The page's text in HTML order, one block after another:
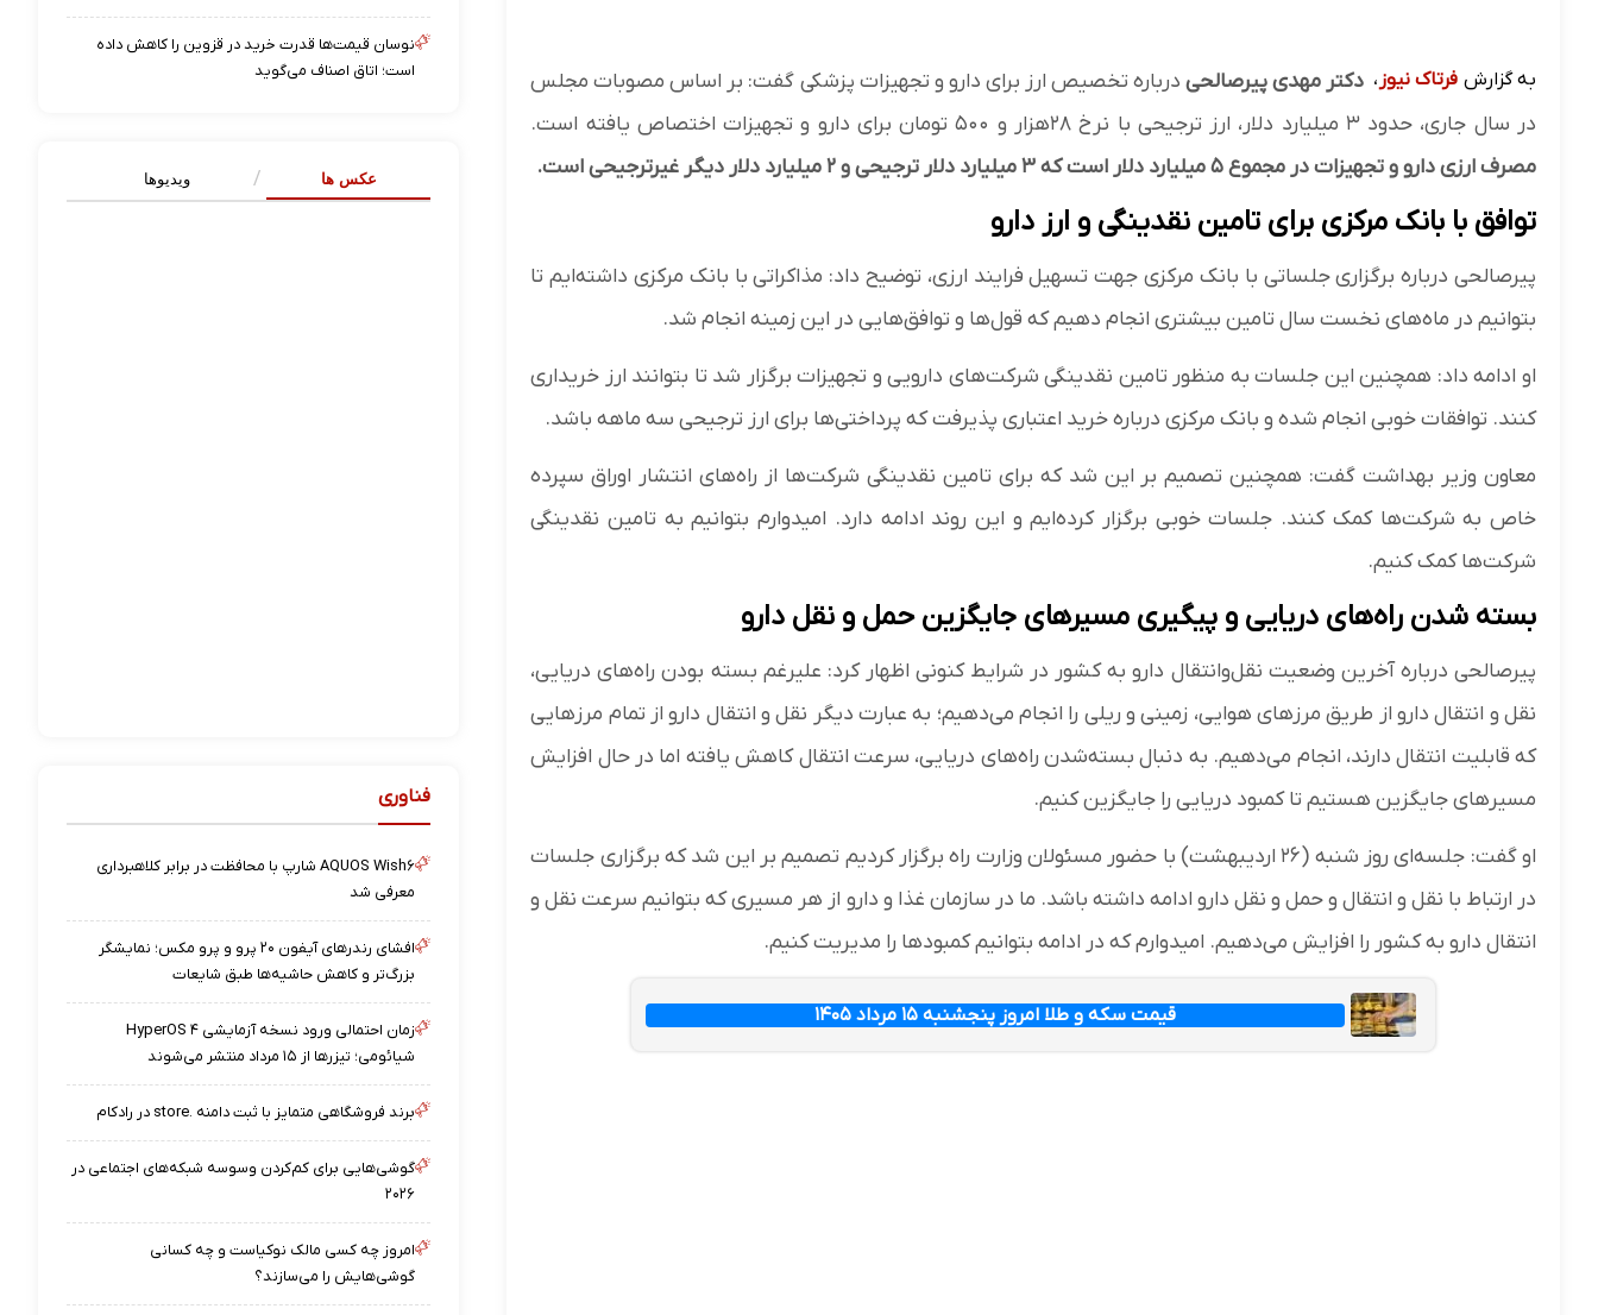
به گزارش فرتاک نیوز ، دکتر مهدی پیرصالحی درباره تخصیص ارز برای دارو و تجهیزات پزشکی گفت: بر اساس مصوبات مجلس
در سال جاری، حدود ۳ میلیارد دلار، ارز ترجیحی با نرخ ۲۸هزار و ۵۰۰ تومان برای دارو و تجهیزات اختصاص یافته است.
مصرف ارزی دارو و تجهیزات در مجموع ۵ میلیارد دلار است که ۳ میلیارد دلار ترجیحی و ۲ میلیارد دلار دیگر غیرترجیحی است.
توافق با بانک مرکزی برای تامین نقدینگی و ارز دارو
پیرصالحی درباره برگزاری جلساتی با بانک مرکزی جهت تسهیل فرایند ارزی، توضیح داد: مذاکراتی با بانک مرکزی داشته‌ایم تا
بتوانیم در ماه‌های نخست سال تامین بیشتری انجام دهیم که قول‌ها و توافق‌هایی در این زمینه انجام شد.
او ادامه داد: همچنین این جلسات به منظور تامین نقدینگی شرکت‌های دارویی و تجهیزات برگزار شد تا بتوانند ارز خریداری
کنند. توافقات خوبی انجام شده و بانک مرکزی درباره خرید اعتباری پذیرفت که پرداختی‌ها برای ارز ترجیحی سه ماهه باشد.
معاون وزیر بهداشت گفت: همچنین تصمیم بر این شد که برای تامین نقدینگی شرکت‌ها از راه‌های انتشار اوراق سپرده
خاص به شرکت‌ها کمک کنند. جلسات خوبی برگزار کرده‌ایم و این روند ادامه دارد. امیدوارم بتوانیم به تامین نقدینگی
شرکت‌ها کمک کنیم.
بسته شدن راه‌های دریایی و پیگیری مسیرهای جایگزین حمل و نقل دارو
پیرصالحی درباره آخرین وضعیت نقل‌وانتقال دارو به کشور در شرایط کنونی اظهار کرد: علیرغم بسته بودن راه‌های دریایی،
نقل و انتقال دارو از طریق مرزهای هوایی، زمینی و ریلی را انجام می‌دهیم؛ به عبارت دیگر نقل و انتقال دارو از تمام مرزهایی
که قابلیت انتقال دارند، انجام می‌دهیم. به دنبال بسته‌شدن راه‌های دریایی، سرعت انتقال کاهش یافته اما در حال افزایش
مسیرهای جایگزین هستیم تا کمبود دریایی را جایگزین کنیم.
او گفت: جلسه‌ای روز شنبه (۲۶ اردیبهشت) با حضور مسئولان وزارت راه برگزار کردیم تصمیم بر این شد که برگزاری جلسات
در ارتباط با نقل و انتقال و حمل و نقل دارو ادامه داشته باشد. ما در سازمان غذا و دارو از هر مسیری که بتوانیم سرعت نقل و
انتقال دارو به کشور را افزایش می‌دهیم. امیدوارم که در ادامه بتوانیم کمبودها را مدیریت کنیم.
قیمت سکه و طلا امروز پنجشنبه ۱۵ مرداد ۱۴۰۵
نوسان قیمت‌ها قدرت خرید در قزوین را کاهش داده
است؛ اتاق اصناف می‌گوید
عکس ها ویدیوها
فناوری
AQUOS Wish۶ شارپ با محافظت در برابر کلاهبرداری
معرفی شد
افشای رندرهای آیفون ۲۰ پرو و پرو مکس؛ نمایشگر
بزرگ‌تر و کاهش حاشیه‌ها طبق شایعات
زمان احتمالی ورود نسخه آزمایشی HyperOS ۴
شیائومی؛ تیزرها از ۱۵ مرداد منتشر می‌شوند
برند فروشگاهی متمایز با ثبت دامنه .store در رادکام
گوشی‌هایی برای کم‌کردن وسوسه شبکه‌های اجتماعی در
۲۰۲۶
امروز چه کسی مالک نوکیاست و چه کسانی
گوشی‌هایش را می‌سازند؟